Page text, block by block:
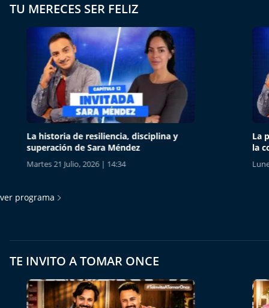
TU MERECES SER FELIZ
La historia de resiliencia, disciplina y
superación de Sara Méndez
Martes 21 Julio, 2026 | 14:34
La
la
Lunes
ver programa
TE INVITO A TOMAR ONCE